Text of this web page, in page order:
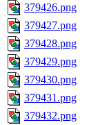
379426.png
379427.png
379428.png
379429.png
379430.png
379431.png
379432.png